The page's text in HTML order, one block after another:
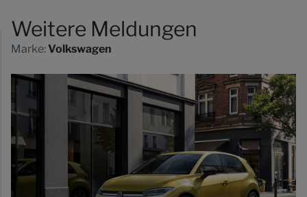
Weitere Meldungen
Marke:Volkswagen